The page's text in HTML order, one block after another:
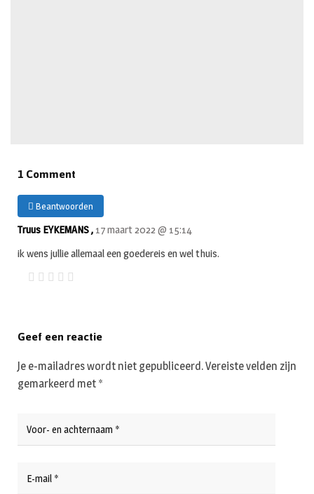
1 Comment
Beantwoorden
Truus EYKEMANS , 17 maart 2022 @ 15:14
ik wens jullie allemaal een goedereis en wel thuis.
Geef een reactie
Je e-mailadres wordt niet gepubliceerd.Vereiste velden zijn
gemarkeerd met *